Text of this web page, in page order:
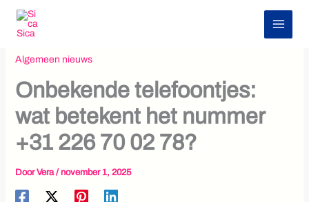
naar
Algemeen nieuws
Onbekende telefoontjes:
wat betekent het nummer
+31 226 70 02 78?
DoorVera/ november 1, 2025
o
e
e